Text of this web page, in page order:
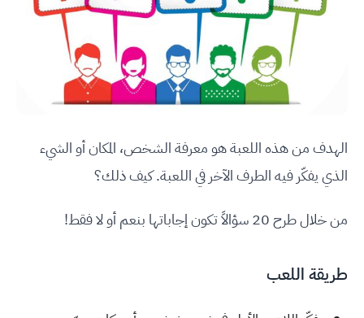
الهدف من هذه اللعبة هو معرفة الشخص، المكان أو الشيء
الذي يفكّر فيه الطرف الآخر في اللعبة. كيف ذلك؟
من خلال طرح 20 سؤالاً تكون إجاباتها بنعم أو لا فقط!
طريقة اللعب